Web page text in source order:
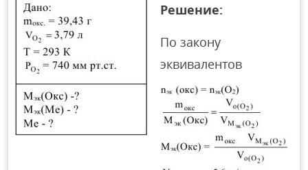
Решение:
По закону
эквивалентов